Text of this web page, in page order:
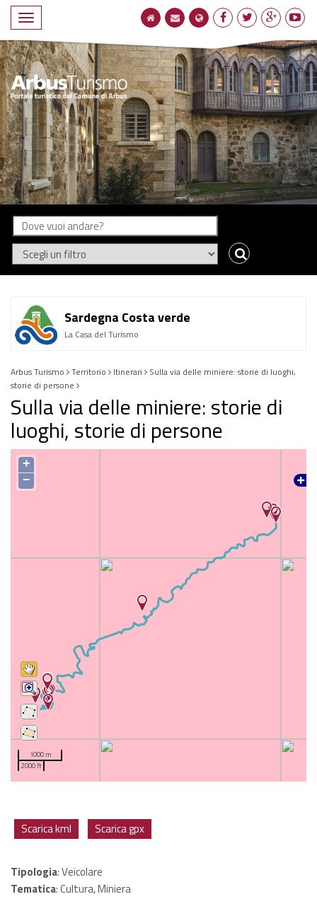
Navigatione
compatta
Sardegna Costa verde
La Casa del Turismo
Arbus Turismo Territorio Itinerari
Sulla via delle miniere: storie di luoghi,
storie di persone
Sulla via delle miniere: storie di
luoghi, storie di persone
+
−
1000 m
2000 ft
Scarica kml Scarica gpx
Tipologia: Veicolare
Tematica: Cultura, Miniera